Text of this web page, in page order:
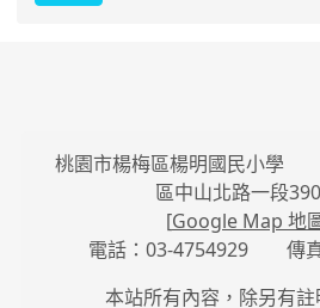
桃園市楊梅區楊明國民小學
區中山北路一段
[Google Map 地
電話：03-4754929 傳
本站所有內容，除另有